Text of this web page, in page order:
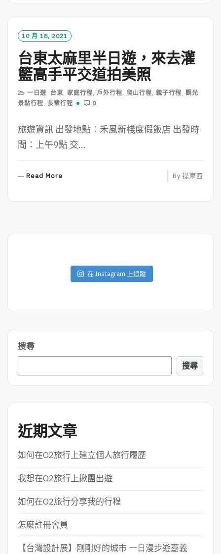
O
R
E
10 月 18, 2021
台東太麻里半日遊，來去灌
籃高手平交道拍美照
一日遊, 台東, 家庭行程, 戶外行程, 爬山行程, 親子行程, 觀光
景點行程, 長輩行程 0
旅遊資訊 出發地點：禾風新棧度假飯店 出發時
間：上午9點 交...
Read More By 提摩西
在 Instagram 上追蹤
搜尋
搜尋
近期文章
如何在O2旅行上建立個人旅行履歷
我想在O2旅行上揪團出遊
如何在O2旅行分享我的行程
怎麼註冊會員
【台灣設計展】剛剛好的城市 一日漫步遊嘉義